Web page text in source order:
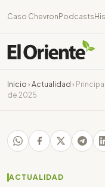
Caso Chevron Podcasts
Inicio › Actualidad ›
de 2025
ACTUALIDAD